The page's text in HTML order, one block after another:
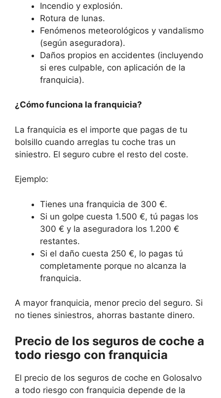
Incendio y explosión.
Rotura de lunas.
Fenómenos meteorológicos y vandalismo
(según aseguradora).
Daños propios en accidentes (incluyendo
si eres culpable, con aplicación de la
franquicia).
¿Cómo funciona la franquicia?
La franquicia es el importe que pagas de tu
bolsillo cuando arreglas tu coche tras un
siniestro. El seguro cubre el resto del coste.
Ejemplo:
Tienes una franquicia de 300 €.
Si un golpe cuesta 1.500 €, tú pagas los
300 € y la aseguradora los 1.200 €
restantes.
Si el daño cuesta 250 €, lo pagas tú
completamente porque no alcanza la
franquicia.
A mayor franquicia, menor precio del seguro. Si
no tienes siniestros, ahorras bastante dinero.
Precio de los seguros de coche a
todo riesgo con franquicia
El precio de los seguros de coche en Golosalvo
a todo riesgo con franquicia depende de la